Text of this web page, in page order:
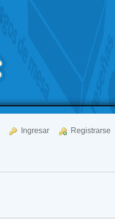
Ingresar Registrarse